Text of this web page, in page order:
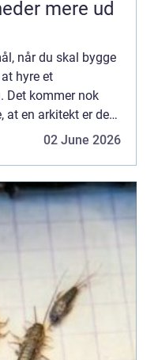
mere ud
når du skal bygge
hyre et
Det kommer nok
at en arkitekt er den
udkast til,02 June 2026